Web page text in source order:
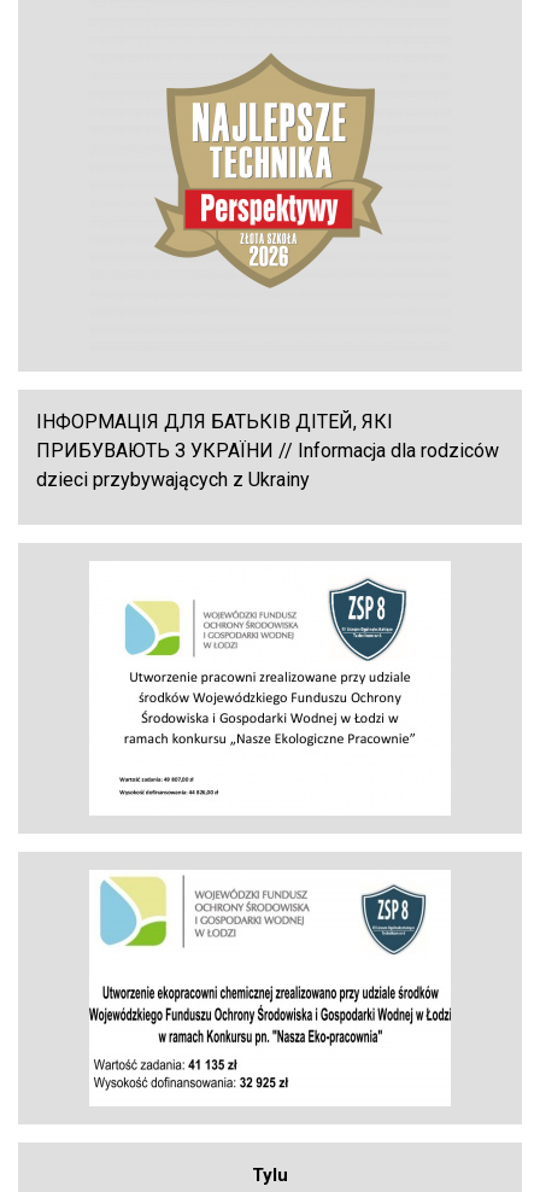
ІНФОРМАЦІЯ ДЛЯ БАТЬКІВ ДІТЕЙ, ЯКІ
ПРИБУВАЮТЬ З УКРАЇНИ // Informacja dla rodziców
dzieci przybywających z Ukrainy
Tylu